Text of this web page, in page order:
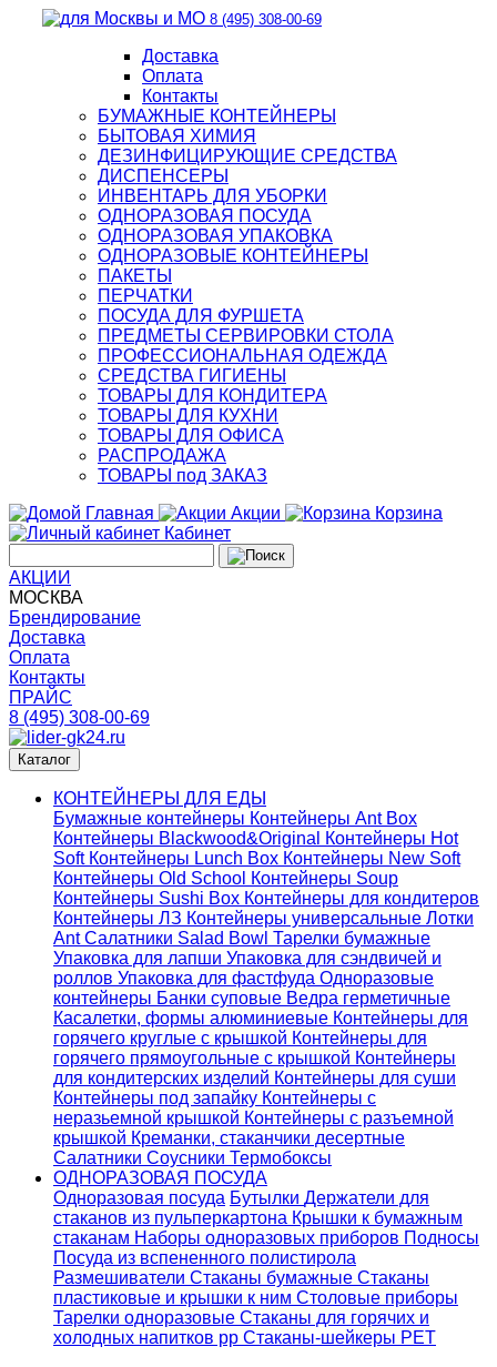
8 (495) 308-00-69
Доставка
Оплата
Контакты
БУМАЖНЫЕ КОНТЕЙНЕРЫ
БЫТОВАЯ ХИМИЯ
ДЕЗИНФИЦИРУЮЩИЕ СРЕДСТВА
ДИСПЕНСЕРЫ
ИНВЕНТАРЬ ДЛЯ УБОРКИ
ОДНОРАЗОВАЯ ПОСУДА
ОДНОРАЗОВАЯ УПАКОВКА
ОДНОРАЗОВЫЕ КОНТЕЙНЕРЫ
ПАКЕТЫ
ПЕРЧАТКИ
ПОСУДА ДЛЯ ФУРШЕТА
ПРЕДМЕТЫ СЕРВИРОВКИ СТОЛА
ПРОФЕССИОНАЛЬНАЯ ОДЕЖДА
СРЕДСТВА ГИГИЕНЫ
ТОВАРЫ ДЛЯ КОНДИТЕРА
ТОВАРЫ ДЛЯ КУХНИ
ТОВАРЫ ДЛЯ ОФИСА
РАСПРОДАЖА
ТОВАРЫ под ЗАКАЗ
Главная
Акции
Корзина
Кабинет
АКЦИИ
МОСКВА
Брендирование
Доставка
Оплата
Контакты
ПРАЙС
8 (495) 308-00-69
Каталог
КОНТЕЙНЕРЫ ДЛЯ ЕДЫ
Бумажные контейнеры Контейнеры Ant Box
Контейнеры Blackwood&Original
Контейнеры Hot
Soft Контейнеры Lunch Box Контейнеры New Soft
Контейнеры Old School Контейнеры Soup
Контейнеры Sushi Box Контейнеры для кондитеров
Контейнеры ЛЗ Контейнеры универсальные Лотки
AntСалатники Salad Bowl Тарелки бумажные
Упаковка для лапши Упаковка для сэндвичей и
роллов Упаковка для фастфуда Одноразовые
контейнеры Банки суповые Ведра герметичные
Касалетки, формы алюминиевые Контейнеры для
горячего круглые с крышкой Контейнеры для
горячего прямоугольные с крышкой Контейнеры
для кондитерских изделий Контейнеры для суши
Контейнеры под запайку Контейнеры с
неразьемной крышкой Контейнеры с разъемной
крышкой Креманки, стаканчики десертные
Салатники Соусники Термобоксы
ОДНОРАЗОВАЯ ПОСУДА
Одноразовая посуда Бутылки Держатели для
стаканов из пульперкартона Крышки к бумажным
стаканам Наборы одноразовых приборов Подносы
Посуда из вспененного полистирола
Размешиватели Стаканы бумажные Стаканы
пластиковые и крышки к ним Столовые приборы
Тарелки одноразовые Стаканы для горячих и
холодных напитков pp Стаканы-шейкеры PET